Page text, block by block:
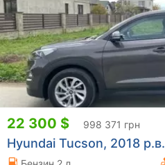
22 300 $ 998 371 грн
Hyundai Tucson, 2018 р.в.